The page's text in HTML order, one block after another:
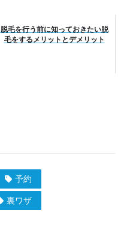
脱毛を行う前に知っておきたい脱
毛をするメリットとデメリット
予約
裏ワザ